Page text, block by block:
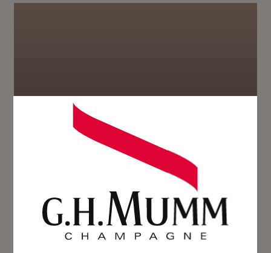
CANNOLICC
HI E
NETTARINE